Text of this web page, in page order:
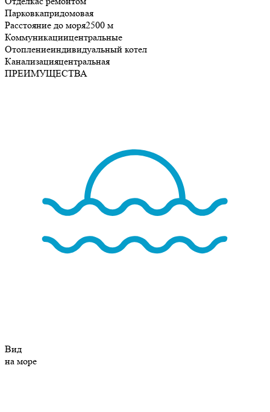
Парковкапридомовая
Расстояние до моря2500 м
Коммуникациицентральные
Отоплениеиндивидуальный котел
Канализацияцентральная
ПРЕИМУЩЕСТВА
Вид
на море